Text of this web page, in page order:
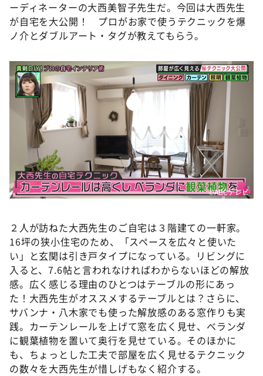
ーディネーターの大西美智子先生だ。今回は大西先生
が自宅を大公開！ プロがお家で使うテクニックを爆
ノ介とダブルアート・タグが教えてもらう。
©️ABCテレビ
２人が訪ねた大西先生のご自宅は３階建ての一軒家。
16坪の狭小住宅のため、「スペースを広々と使いた
い」と玄関は引き戸タイプになっている。リビングに
入ると、7.6帖と言われなければわからないほどの解放
感。広く感じる理由のひとつはテーブルの形にあっ
た！大西先生がオススメするテーブルとは？さらに、
サバンナ・八木家でも使った解放感のある窓作りも実
践。カーテンレールを上げて窓を広く見せ、ベランダ
に観葉植物を置いて奥行を見せている。そのほかに
も、ちょっとした工夫で部屋を広く見せるテクニック
の数々を大西先生が惜しげもなく紹介する。